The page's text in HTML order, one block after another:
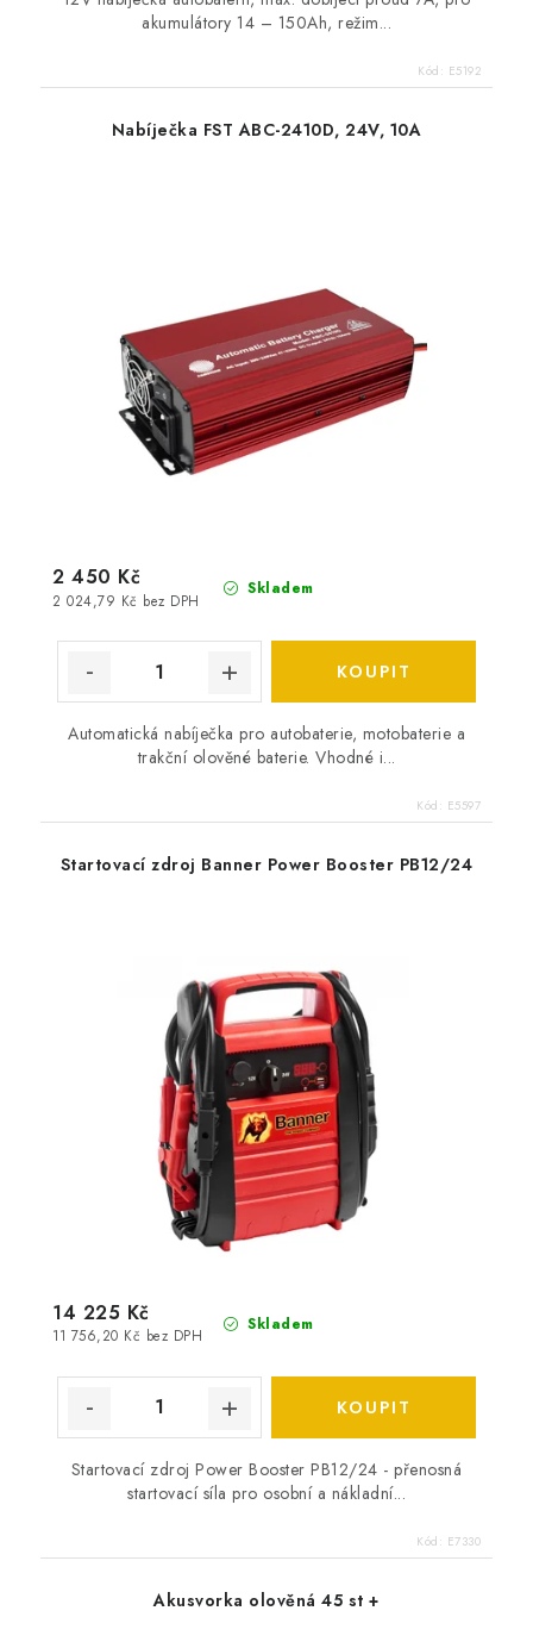
akumulátory 14 – 150Ah, režim...
Kód: E5192
Nabíječka FST ABC-2410D, 24V, 10A
Skladem
2 024,79 Kč bez DPH
2 450 Kč
Automatická nabíječka pro autobaterie, motobaterie a
trakční olověné baterie. Vhodné i...
Kód: E5597
Startovací zdroj Banner Power Booster PB12/24
Skladem
11 756,20 Kč bez DPH
14 225 Kč
Startovací zdroj Power Booster PB12/24 - přenosná
startovací síla pro osobní a nákladní...
Kód: E7330
Akusvorka olověná 45 st +